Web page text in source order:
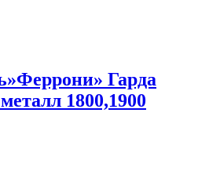
Гарда
1800,1900